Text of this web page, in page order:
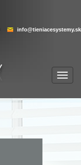
info@tieniacesystemy.sk